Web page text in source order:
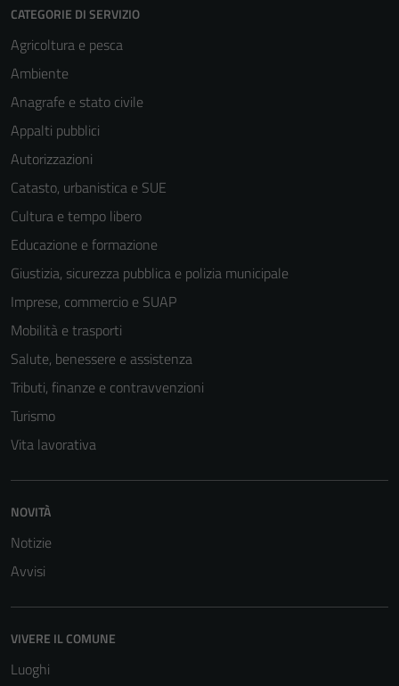
CATEGORIE DI SERVIZIO
Agricoltura e pesca
Ambiente
Anagrafe e stato civile
Appalti pubblici
Autorizzazioni
Catasto, urbanistica e SUE
Cultura e tempo libero
Educazione e formazione
Giustizia, sicurezza pubblica e polizia municipale
Imprese, commercio e SUAP
Mobilità e trasporti
Salute, benessere e assistenza
Tributi, finanze e contravvenzioni
Turismo
Vita lavorativa
NOVITÀ
Notizie
Avvisi
VIVERE IL COMUNE
Luoghi